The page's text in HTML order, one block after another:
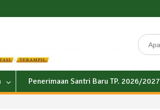
Search
for:
Penerimaan Santri Baru TP. 2026/2027